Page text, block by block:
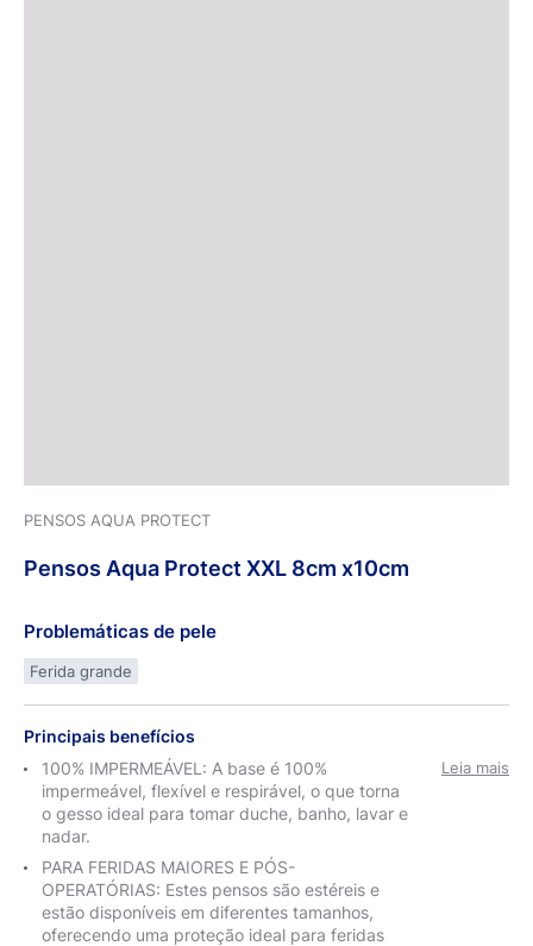
PENSOS AQUA PROTECT
Pensos Aqua Protect XXL 8cm x10cm
Problemáticas de pele
Ferida grande
Principais benefícios
100% IMPERMEÁVEL: A base é 100%
impermeável, flexível e respirável, o que torna
o gesso ideal para tomar duche, banho, lavar e
nadar.
PARA FERIDAS MAIORES E PÓS-
OPERATÓRIAS: Estes pensos são estéreis e
estão disponíveis em diferentes tamanhos,
oferecendo uma proteção ideal para feridas
Leia mais